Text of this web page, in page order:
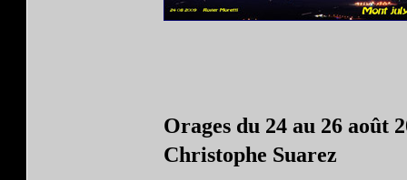
Orages du 24 au 26 août
Christophe Suarez